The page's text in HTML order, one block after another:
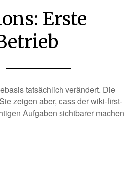
Erste
tatsächlich verändert. Die
zeigen aber, dass der wiki-first-
Aufgaben sichtbarer machen